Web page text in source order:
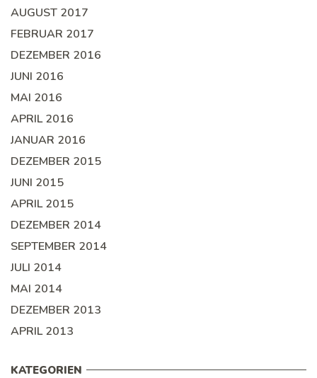
AUGUST 2017
FEBRUAR 2017
DEZEMBER 2016
JUNI 2016
MAI 2016
APRIL 2016
JANUAR 2016
DEZEMBER 2015
JUNI 2015
APRIL 2015
DEZEMBER 2014
SEPTEMBER 2014
JULI 2014
MAI 2014
DEZEMBER 2013
APRIL 2013
KATEGORIEN